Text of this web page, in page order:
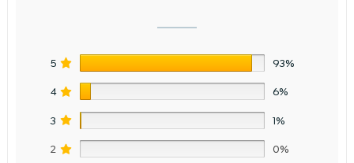
5 93%
4 6%
3 1%
2 0%